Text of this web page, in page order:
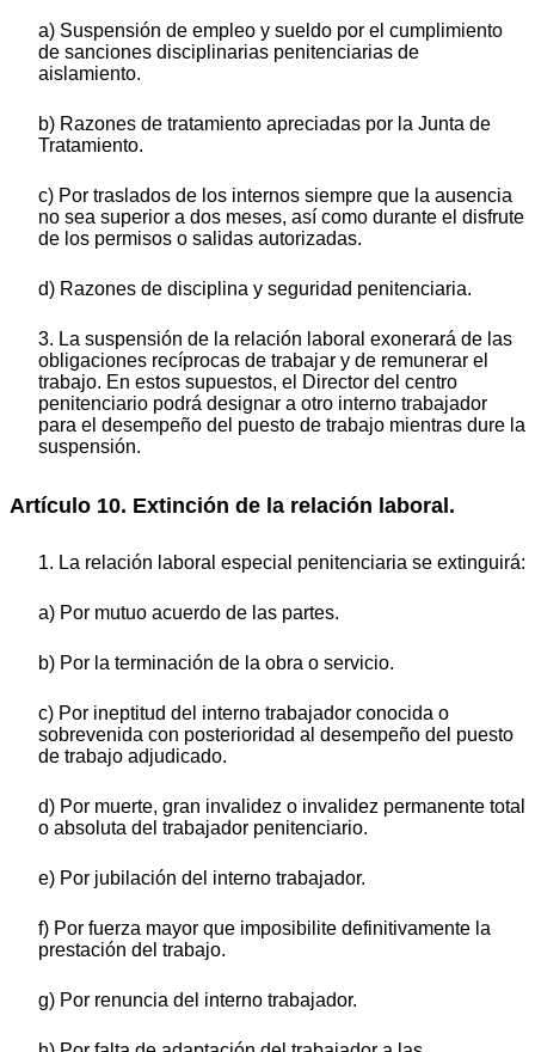
a) Suspensión de empleo y sueldo por el cumplimiento
de sanciones disciplinarias penitenciarias de
aislamiento.
b) Razones de tratamiento apreciadas por la Junta de
Tratamiento.
c) Por traslados de los internos siempre que la ausencia
no sea superior a dos meses, así como durante el disfrute
de los permisos o salidas autorizadas.
d) Razones de disciplina y seguridad penitenciaria.
3. La suspensión de la relación laboral exonerará de las
obligaciones recíprocas de trabajar y de remunerar el
trabajo. En estos supuestos, el Director del centro
penitenciario podrá designar a otro interno trabajador
para el desempeño del puesto de trabajo mientras dure la
suspensión.
Artículo 10. Extinción de la relación laboral.
1. La relación laboral especial penitenciaria se extinguirá:
a) Por mutuo acuerdo de las partes.
b) Por la terminación de la obra o servicio.
c) Por ineptitud del interno trabajador conocida o
sobrevenida con posterioridad al desempeño del puesto
de trabajo adjudicado.
d) Por muerte, gran invalidez o invalidez permanente total
o absoluta del trabajador penitenciario.
e) Por jubilación del interno trabajador.
f) Por fuerza mayor que imposibilite definitivamente la
prestación del trabajo.
g) Por renuncia del interno trabajador.